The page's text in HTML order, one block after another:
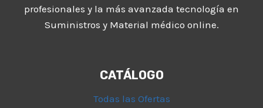
profesionales y la más avanzada tecnología en
Suministros y Material médico online.
CATÁLOGO
Todas las Ofertas